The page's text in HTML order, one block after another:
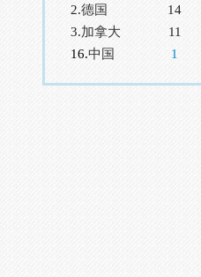
2.德国 14
3.加拿大 11
16.中国 1